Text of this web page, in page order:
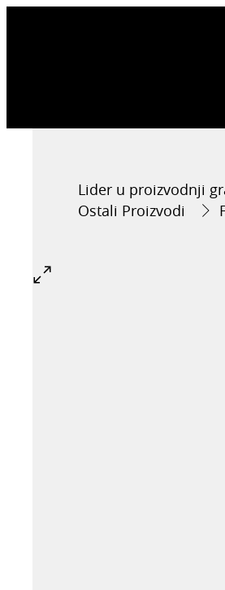
Lider u proizvodnji
Ostali Proizvodi